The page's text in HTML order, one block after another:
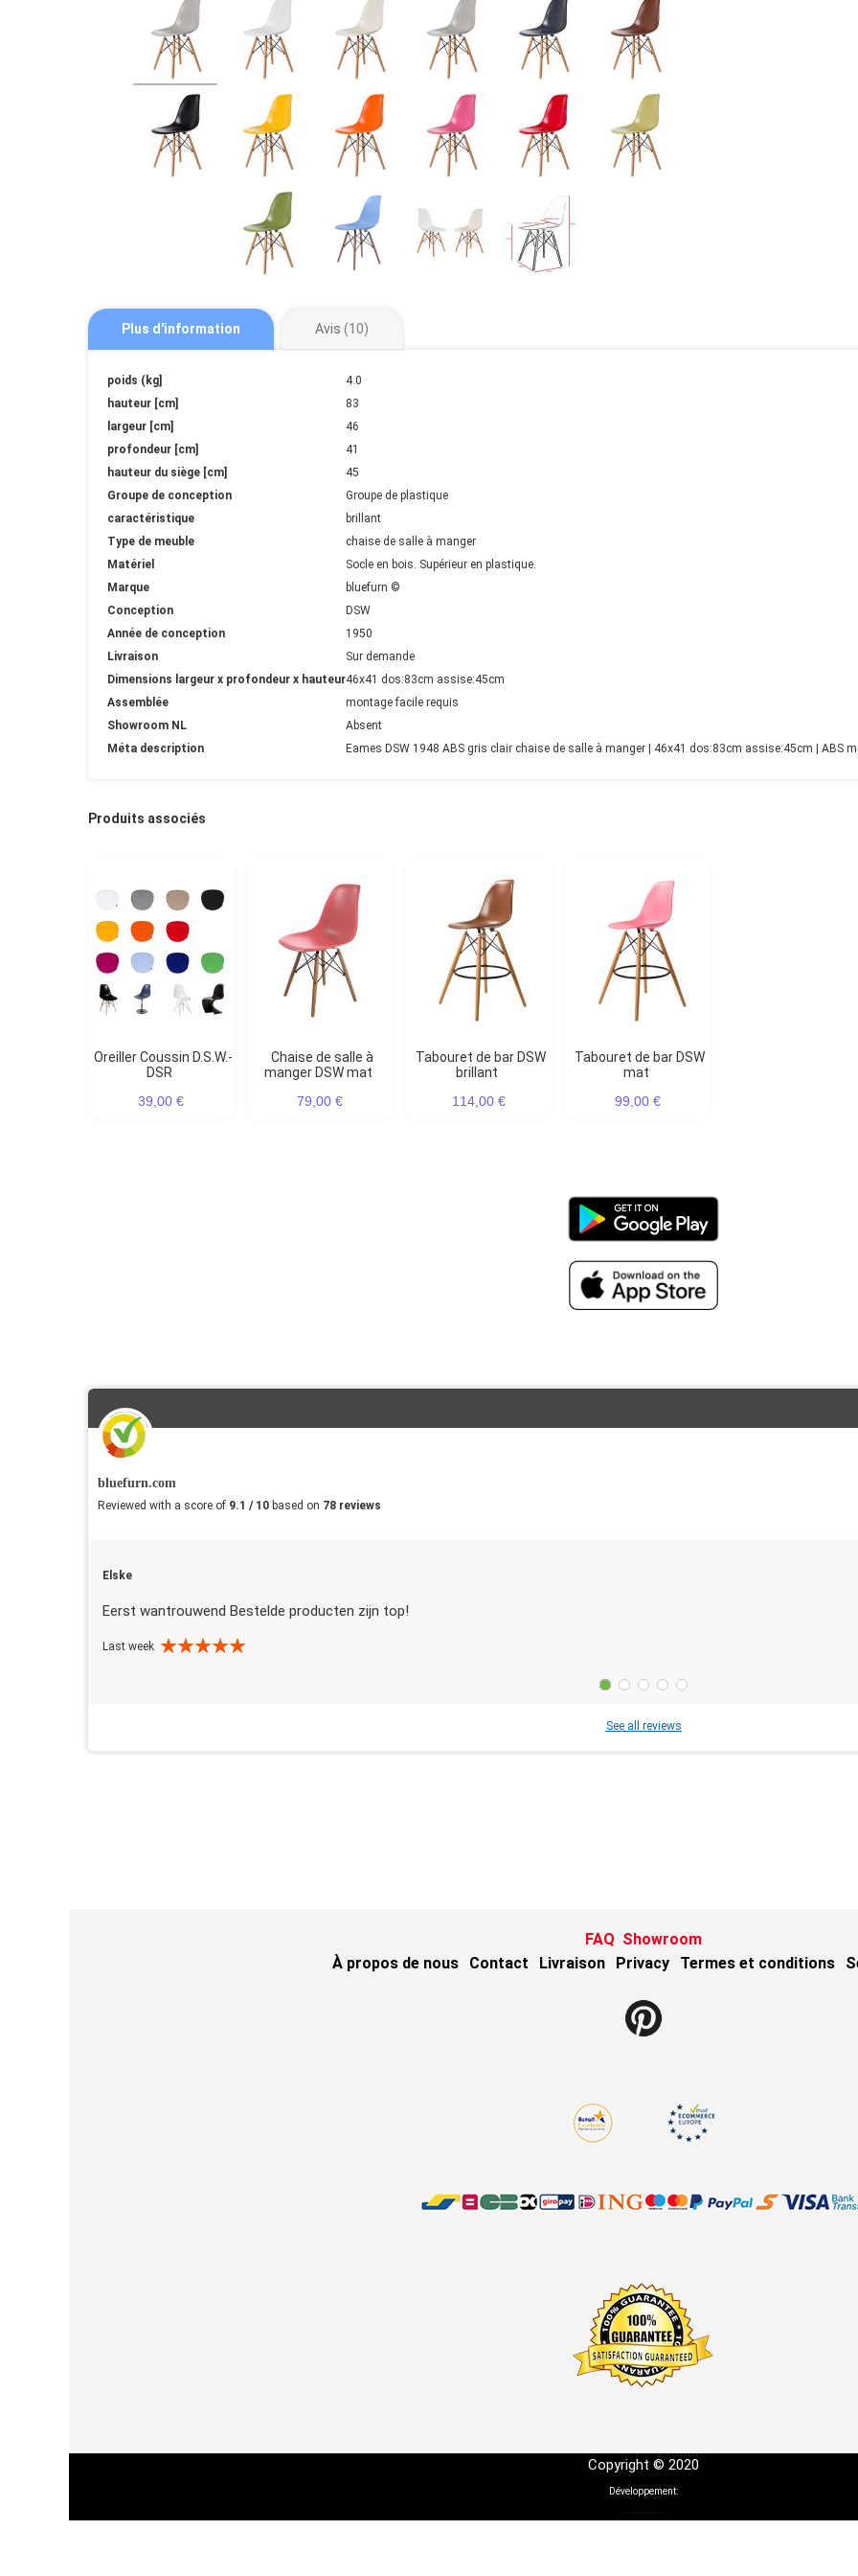
Plus d'information
Plus
d'information
poids (kg]
4.0
hauteur [cm]
83
largeur [cm]
46
profondeur [cm]
41
hauteur du siège [cm]
45
Groupe de conception
Groupe de plastique
caractéristique
brillant
Type de meuble
chaise de salle à manger
Matériel
Socle en bois. Supérieur en plastique.
Marque
bluefurn ©
Conception
DSW
Année de conception
1950
Livraison
Sur demande
Dimensions largeur x profondeur x hauteur46x41 dos:83cm assise:45cm
Assemblée
montage facile requis
Showroom NL
Absent
Méta description
Eames DSW 1948 ABS gris clair chaise de salle à manger | 46x41 dos:83cm assise:45cm | ABS
Avis 10
Produits associés
Oreiller Coussin D.S.W.-
DSR
39,00 €
Chaise de salle à
manger DSW mat
79,00 €
Tabouret de bar DSW
brillant
114,00 €
Tabouret de bar DSW
mat
99,00 €
bluefurn.com
Reviewed with a score of 9.1 / 10 based on 78 reviews
Elske
Eerst wantrouwend Bestelde producten zijn top!
Last week
See all reviews
FAQ Showroom
À propos de nous
Contact Livraison Privacy Termes et conditions
Copyright © 2020
Développement: